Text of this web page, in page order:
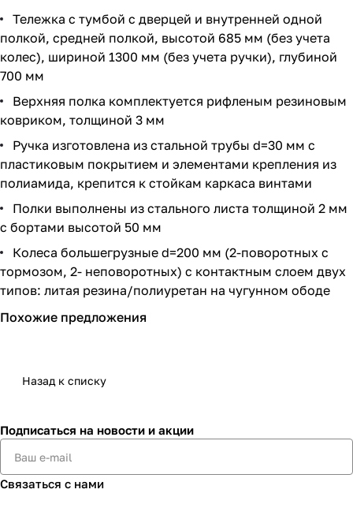
Тележка с тумбой с дверцей и внутренней одной
полкой, средней полкой, высотой 685 мм (без учета
колес), шириной 1300 мм (без учета ручки), глубиной
700 мм
Верхняя полка комплектуется рифленым резиновым
ковриком, толщиной 3 мм
Ручка изготовлена из стальной трубы d=30 мм с
пластиковым покрытием и элементами крепления из
полиамида, крепится к стойкам каркаса винтами
Полки выполнены из стального листа толщиной 2 мм
с бортами высотой 50 мм
Колеса большегрузные d=200 мм (2-поворотных с
тормозом, 2- неповоротных) с контактным слоем двух
типов: литая резина/полиуретан на чугунном ободе
Похожие предложения
Назад к списку
Подписаться на новости и акции
Связаться с нами